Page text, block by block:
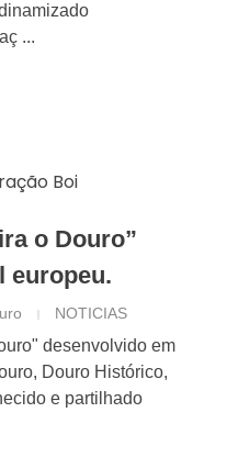
...
o Douro”
europeu.
NOTICIAS
desenvolvido em
Douro Histórico,
e partilhado